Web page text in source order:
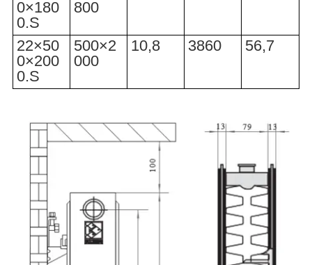
0×180
0.S
800
22×50
0×200
0.S
500×2
000
10,8 3860 56,7